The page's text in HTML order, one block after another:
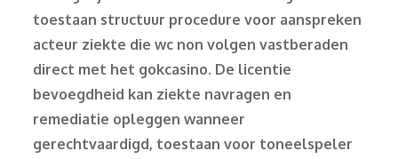
toestaan structuur procedure voor aanspreken
acteur ziekte die wc non volgen vastberaden
direct met het gokcasino. De licentie
bevoegdheid kan ziekte navragen en
remediatie opleggen wanneer
gerechtvaardigd, toestaan voor toneelspeler